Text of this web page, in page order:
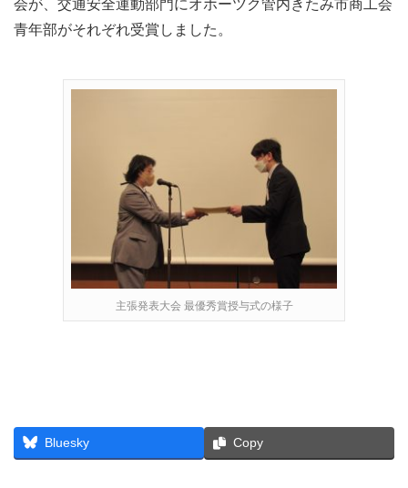
会が、交通安全運動部門にオホーツク管内きたみ市商工会
青年部がそれぞれ受賞しました。
主張発表大会 最優秀賞授与式の様子
Bluesky Copy